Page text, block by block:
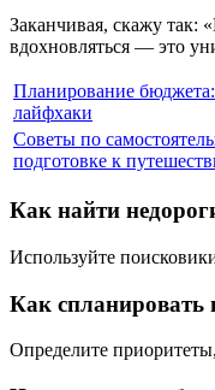
Заканчивая, скажу так:
вдохновляться — это
Планирование
лайфхаки
Советы по
подготовке к
Как найти
Используйте
Как спланировать
Определите